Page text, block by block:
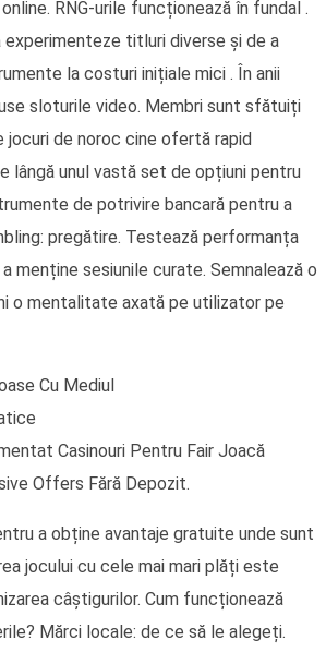
RNG-urile funcționează în fundal .
titluri diverse și de a
la costuri inițiale mici . În anii
sloturile video. Membri sunt sfătuiți
jocuri de noroc cine ofertă rapid
lângă unul vastă set de opțiuni pentru
de potrivire bancară pentru a
pregătire. Testează performanța
menține sesiunile curate. Semnalează o
o mentalitate axată pe utilizator pe
Cu Mediul
Casinouri Pentru Fair Joacă
Offers Fără Depozit.
a obține avantaje gratuite unde sunt
jocului cu cele mai mari plăți este
câștigurilor. Cum funcționează
Mărci locale: de ce să le alegeți.